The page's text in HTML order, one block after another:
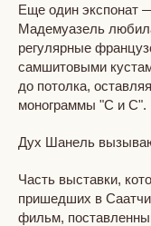
Еще один экспонат
Мадемуазель
регулярные
самшитовыми
до потолка,
монограммы "С и С".
Дух Шанель
Часть выставки,
пришедших в
фильм,